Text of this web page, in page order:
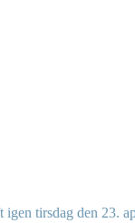
igen tirsdag den 23.